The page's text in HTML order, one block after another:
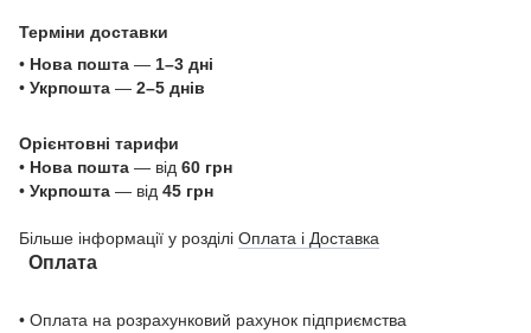
Терміни доставки
• Нова пошта — 1–3 дні
• Укрпошта — 2–5 днів
Орієнтовні тарифи
• Нова пошта — від 60 грн
• Укрпошта — від 45 грн
Більше інформації у розділі Оплата і Доставка
Оплата
• Оплата на розрахунковий рахунок підприємства